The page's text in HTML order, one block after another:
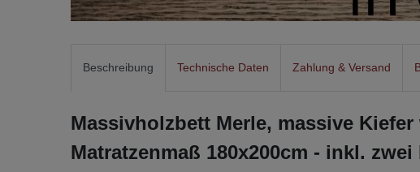
Beschreibung Technische Daten Zahlung & Versand
Massivholzbett Merle, massive
Matratzenmaß 180x200cm - inkl.